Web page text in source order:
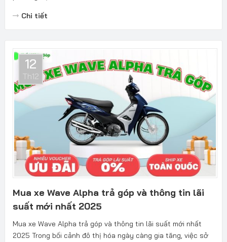
Chi tiết
12
Th12
Mua xe Wave Alpha trả góp và thông tin lãi
suất mới nhất 2025
Mua xe Wave Alpha trả góp và thông tin lãi suất mới nhất
2025 Trong bối cảnh đô thị hóa ngày càng gia tăng, việc sở